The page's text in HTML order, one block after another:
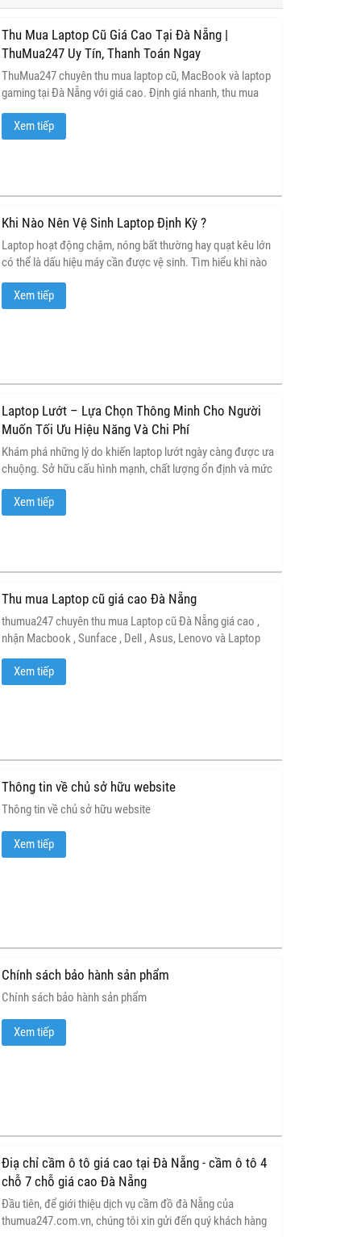
Thu Mua Laptop Cũ Giá Cao Tại Đà Nẵng |
ThuMua247 Uy Tín, Thanh Toán Ngay
ThuMua247 chuyên thu mua laptop cũ, MacBook và laptop
gaming tại Đà Nẵng với giá cao. Định giá nhanh, thu mua
tận nơi, thanh toán ngay, quy trình minh bạch và bảo mật dữ
liệu khách hàng.
Xem tiếp
Khi Nào Nên Vệ Sinh Laptop Định Kỳ ?
Laptop hoạt động chậm, nóng bất thường hay quạt kêu lớn
có thể là dấu hiệu máy cần được vệ sinh. Tìm hiểu khi nào
nên vệ sinh laptop định kỳ để duy trì hiệu năng, tăng tuổi
thọ và hạn chế hư hỏng linh kiện.
Xem tiếp
Laptop Lướt – Lựa Chọn Thông Minh Cho Người
Muốn Tối Ưu Hiệu Năng Và Chi Phí
Khám phá những lý do khiến laptop lướt ngày càng được ưa
chuộng. Sở hữu cấu hình mạnh, chất lượng ổn định và mức
giá hợp lý, laptop lướt là giải pháp tối ưu cho học tập, làm
việc và giải trí trong năm 2026.
Xem tiếp
Thu mua Laptop cũ giá cao Đà Nẵng
thumua247 chuyên thu mua Laptop cũ Đà Nẵng giá cao ,
nhận Macbook , Sunface , Dell , Asus, Lenovo và Laptop
Gaming, thanh toán ngay, hổ trợ kiểm tra tận nơi
Xem tiếp
Thông tin về chủ sở hữu website
Thông tin về chủ sở hữu website
Xem tiếp
Chính sách bảo hành sản phẩm
Chính sách bảo hành sản phẩm
Xem tiếp
Điạ chỉ cầm ô tô giá cao tại Đà Nẵng - cầm ô tô 4
chỗ 7 chỗ giá cao Đà Nẵng
Đầu tiên, để giới thiệu dịch vụ cầm đồ đà Nẵng của
thumua247.com.vn, chúng tôi xin gửi đến quý khách hàng